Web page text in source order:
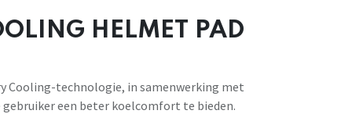
HELMET PAD
Cooling-technologie, in samenwerking met
gebruiker een beter koelcomfort te bieden.